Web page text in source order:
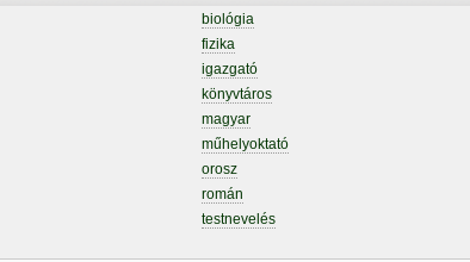
biológia
fizika
igazgató
könyvtáros
magyar
műhelyoktató
orosz
román
testnevelés